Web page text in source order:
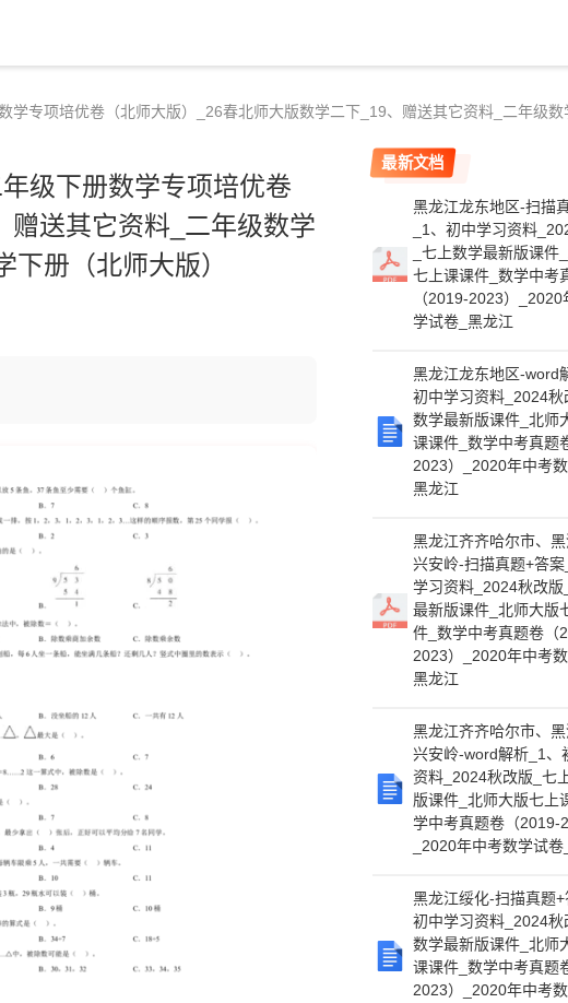
学专项培优卷（北师大版）_26春北师大版数学二下_19、赠送其它资料_二年级
级下册数学专项培优卷
赠送其它资料_二年级数学
册（北师大版）
最新文档
黑龙江龙东地区-扫描
_1、初中学习资料
_七上数学最新版课件
七上课课件_数学中考
（2019-2023）
学试卷_黑龙江
黑龙江龙东地区-word
初中学习资料_2024秋
数学最新版课件_北师
课课件_数学中考真题
2023）_2020年中考数
黑龙江
黑龙江齐齐哈尔市、
兴安岭-扫描真题+答
学习资料_2024秋改版
最新版课件_北师大版
件_数学中考真题卷（
2023）_2020年中考数
黑龙江
黑龙江齐齐哈尔市、
兴安岭-word解析_1、
资料_2024秋改版_七
版课件_北师大版七上
学中考真题卷（2019-
_2020年中考数学试
黑龙江绥化-扫描真题+
初中学习资料_2024秋
数学最新版课件_北师
课课件_数学中考真题
2023）_2020年中考数